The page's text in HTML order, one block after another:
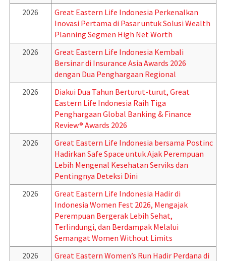
2026
Great Eastern Life Indonesia Perkenalkan
Inovasi Pertama di Pasar untuk Solusi Wealth
Planning Segmen High Net Worth
2026
Great Eastern Life Indonesia Kembali
Bersinar di Insurance Asia Awards 2026
dengan Dua Penghargaan Regional
2026
Diakui Dua Tahun Berturut-turut, Great
Eastern Life Indonesia Raih Tiga
Penghargaan Global Banking & Finance
Review® Awards 2026
2026
Great Eastern Life Indonesia bersama Postinc
Hadirkan Safe Space untuk Ajak Perempuan
Lebih Mengenal Kesehatan Serviks dan
Pentingnya Deteksi Dini
2026
Great Eastern Life Indonesia Hadir di
Indonesia Women Fest 2026, Mengajak
Perempuan Bergerak Lebih Sehat,
Terlindungi, dan Berdampak Melalui
Semangat Women Without Limits
2026
Great Eastern Women’s Run Hadir Perdana di